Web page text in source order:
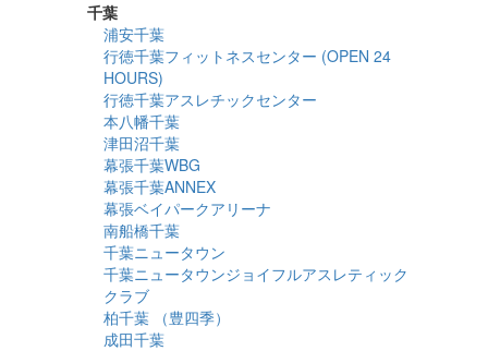
千葉
浦安千葉
行徳千葉フィットネスセンター (OPEN 24
HOURS)
行徳千葉アスレチックセンター
本八幡千葉
津田沼千葉
幕張千葉WBG
幕張千葉ANNEX
幕張ベイパークアリーナ
南船橋千葉
千葉ニュータウン
千葉ニュータウンジョイフルアスレティック
クラブ
柏千葉 （豊四季）
成田千葉